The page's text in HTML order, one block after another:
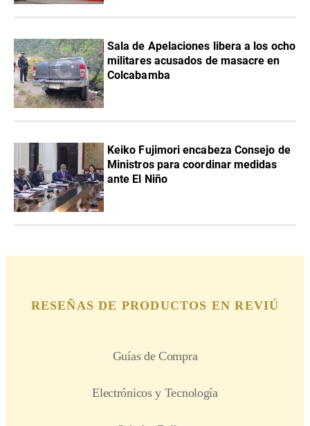
Sala de Apelaciones libera a los ocho
militares acusados de masacre en
Colcabamba
Keiko Fujimori encabeza Consejo de
Ministros para coordinar medidas
ante El Niño